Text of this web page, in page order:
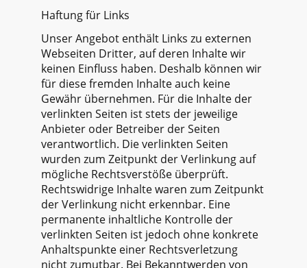
Haftung für Links
Unser Angebot enthält Links zu externen
Webseiten Dritter, auf deren Inhalte wir
keinen Einfluss haben. Deshalb können wir
für diese fremden Inhalte auch keine
Gewähr übernehmen. Für die Inhalte der
verlinkten Seiten ist stets der jeweilige
Anbieter oder Betreiber der Seiten
verantwortlich. Die verlinkten Seiten
wurden zum Zeitpunkt der Verlinkung auf
mögliche Rechtsverstöße überprüft.
Rechtswidrige Inhalte waren zum Zeitpunkt
der Verlinkung nicht erkennbar. Eine
permanente inhaltliche Kontrolle der
verlinkten Seiten ist jedoch ohne konkrete
Anhaltspunkte einer Rechtsverletzung
nicht zumutbar. Bei Bekanntwerden von